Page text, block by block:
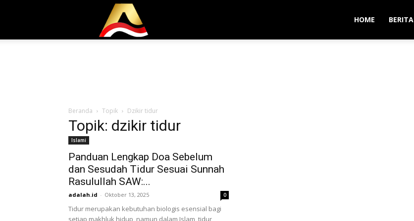
HOME BERITA
Beranda Topik Dzikir tidur
Topik: dzikir tidur
Islami
Panduan Lengkap Doa Sebelum
dan Sesudah Tidur Sesuai Sunnah
Rasulullah SAW:...
adalah.id - Oktober 13, 2025 0
Tidur merupakan kebutuhan biologis esensial bagi
setiap makhluk hidup, namun dalam Islam, tidur